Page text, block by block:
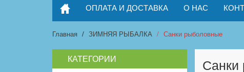
ОПЛАТА И ДОСТАВКА О НАС
Главная ЗИМНЯЯ РЫБАЛКА Санки рыболовные
КАТЕГОРИИ Санки